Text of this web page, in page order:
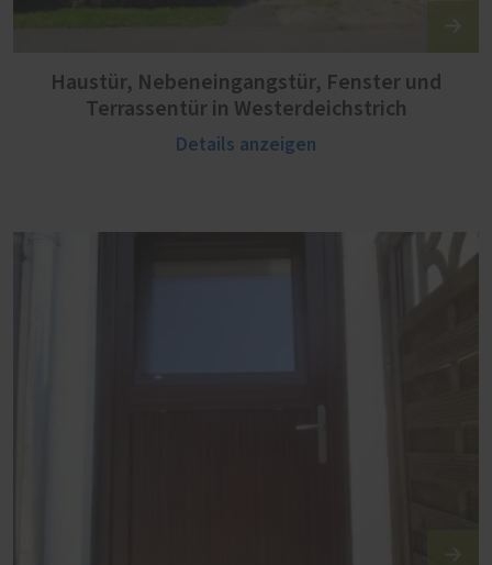
Haustür, Nebeneingangstür, Fenster und
Terrassentür in Westerdeichstrich
Details anzeigen